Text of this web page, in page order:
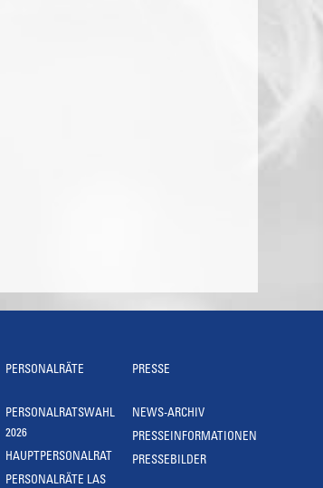
PERSONALRÄTE
PERSONALRATSWAHL
2026
HAUPTPERSONALRAT
PERSONALRÄTE LAS
PRESSE
NEWS-ARCHIV
PRESSEINFORMATIONEN
PRESSEBILDER